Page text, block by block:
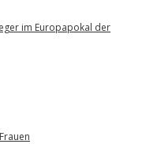
im Europapokal der